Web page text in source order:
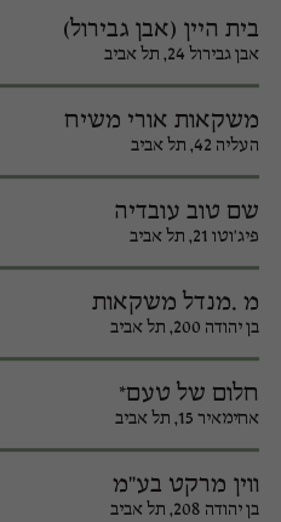
בית היין (אבן גבירול)
אבן גבירול 24, תל אביב
משקאות אורי משיח
העליה 42, תל אביב
שם טוב עובדיה
פיג'וטו 21, תל אביב
מ .מנדל משקאות
בן יהודה 200, תל אביב
חלום של טעם*
אחימאיר 15, תל אביב
ווין מרקט בע"מ
בן יהודה 208, תל אביב